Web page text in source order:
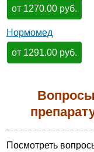
от 1270.00 руб.
Нормомед
от 1291.00 руб.
Посмотреть